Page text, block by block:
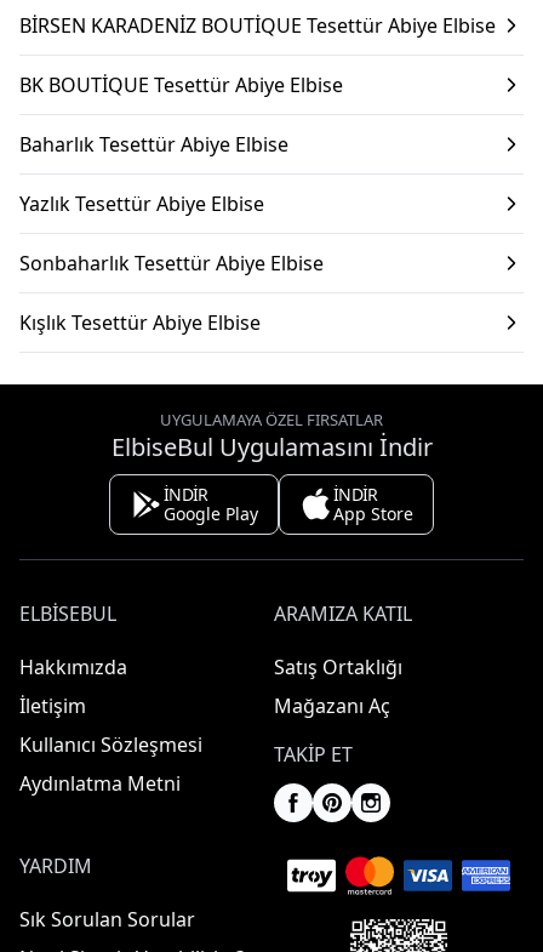
BİRSEN KARADENİZ BOUTİQUE Tesettür Abiye Elbise
BK BOUTİQUE Tesettür Abiye Elbise
Baharlık Tesettür Abiye Elbise
Yazlık Tesettür Abiye Elbise
Sonbaharlık Tesettür Abiye Elbise
Kışlık Tesettür Abiye Elbise
UYGULAMAYA ÖZEL FIRSATLAR
ElbiseBul Uygulamasını İndir
İNDİR
Google Play
İNDİR
App Store
ELBISEBUL
Hakkımızda
İletişim
Kullanıcı Sözleşmesi
Aydınlatma Metni
ARAMIZA KATIL
Satış Ortaklığı
Mağazanı Aç
TAKIP ET
YARDIM
Sık Sorulan Sorular